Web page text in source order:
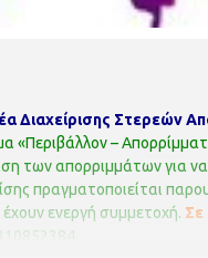
Διαχείρισης Στερεών
«Περιβάλλον –
των απορριμμάτων για
πραγματοποιείται
ενεργή συμμετοχή. Σε